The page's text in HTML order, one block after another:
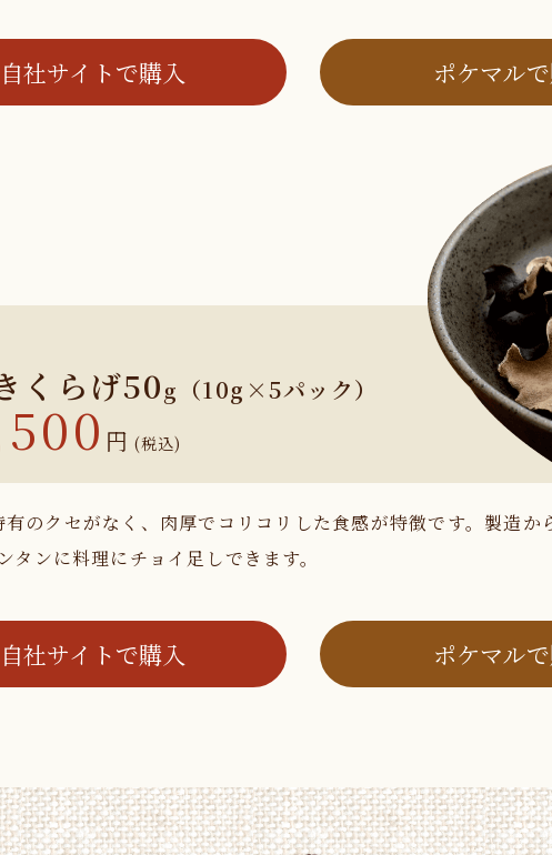
自社サイトで購入 ポケマル
くらげ50g （10g×5パック）
円 (税込)
のクセがなく、肉厚でコリコリした食感が特徴です。製造か
ンに料理にチョイ足しできます。
自社サイトで購入 ポケマル